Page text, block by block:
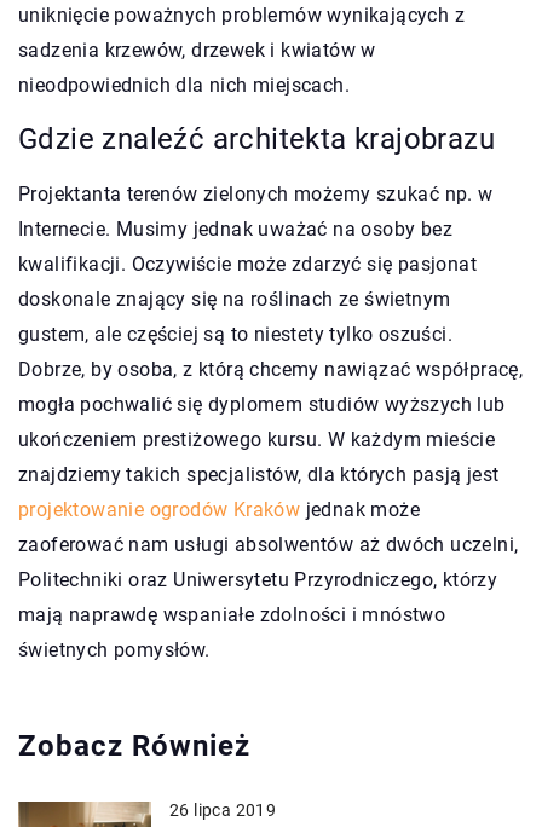
uniknięcie poważnych problemów wynikających z
sadzenia krzewów, drzewek i kwiatów w
nieodpowiednich dla nich miejscach.
Gdzie znaleźć architekta krajobrazu
Projektanta terenów zielonych możemy szukać np. w
Internecie. Musimy jednak uważać na osoby bez
kwalifikacji. Oczywiście może zdarzyć się pasjonat
doskonale znający się na roślinach ze świetnym
gustem, ale częściej są to niestety tylko oszuści.
Dobrze, by osoba, z którą chcemy nawiązać współpracę,
mogła pochwalić się dyplomem studiów wyższych lub
ukończeniem prestiżowego kursu. W każdym mieście
znajdziemy takich specjalistów, dla których pasją jest
projektowanie ogrodów Kraków jednak może
zaoferować nam usługi absolwentów aż dwóch uczelni,
Politechniki oraz Uniwersytetu Przyrodniczego, którzy
mają naprawdę wspaniałe zdolności i mnóstwo
świetnych pomysłów.
Zobacz Również
26 lipca 2019